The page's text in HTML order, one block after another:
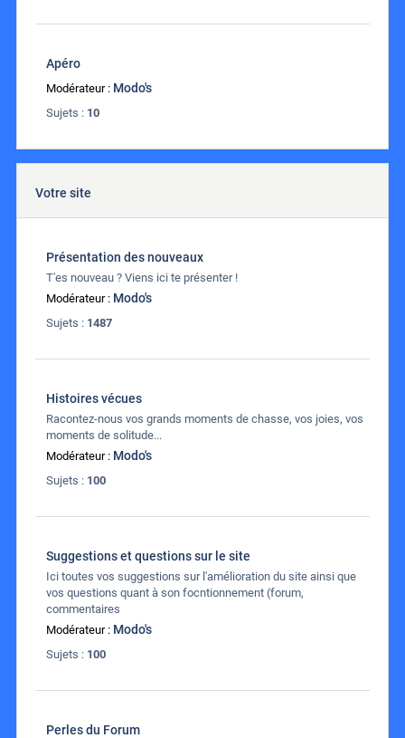
Apéro
Modérateur : Modo's
Sujets : 10
Votre site
Présentation des nouveaux
T'es nouveau ? Viens ici te présenter !
Modérateur : Modo's
Sujets : 1487
Histoires vécues
Racontez-nous vos grands moments de chasse, vos joies, vos
moments de solitude...
Modérateur : Modo's
Sujets : 100
Suggestions et questions sur le site
Ici toutes vos suggestions sur l'amélioration du site ainsi que
vos questions quant à son focntionnement (forum,
commentaires
Modérateur : Modo's
Sujets : 100
Perles du Forum